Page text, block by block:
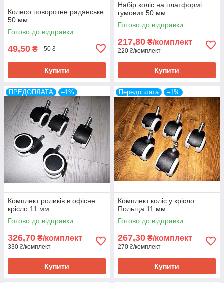
Колесо поворотне радянське
50 мм
Готово до відправки
49,50 ₴ 50 ₴
Купити
Набір коліс на платформі
гумових 50 мм
Готово до відправки
217,80 ₴/комплект
220 ₴/комплект
Купити
ПРЕДОПЛАТА –1%
Комплект роликів в офісне
крісло 11 мм
Готово до відправки
326,70 ₴/комплект
330 ₴/комплект
Купити
Передоплата –1%
Комплект коліс у крісло
Польща 11 мм
Готово до відправки
267,30 ₴/комплект
270 ₴/комплект
Купити